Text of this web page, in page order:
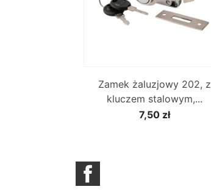
Zamek żaluzjowy 202, z
kluczem stalowym,...
7,50 zł